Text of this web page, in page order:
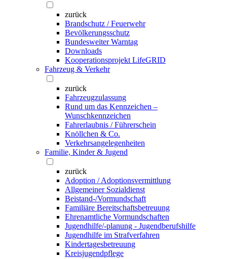
zurück
Brandschutz / Feuerwehr
Bevölkerungsschutz
Bundesweiter Warntag
Downloads
Kooperationsprojekt LifeGRID
Fahrzeug & Verkehr
zurück
Fahrzeugzulassung
Rund um das Kennzeichen –
Wunschkennzeichen
Fahrerlaubnis / Führerschein
Knöllchen & Co.
Verkehrsangelegenheiten
Familie, Kinder & Jugend
zurück
Adoption / Adoptionsvermittlung
Allgemeiner Sozialdienst
Beistand-/Vormundschaft
Familiäre Bereitschaftsbetreuung
Ehrenamtliche Vormundschaften
Jugendhilfe/-planung - Jugendberufshilfe
Jugendhilfe im Strafverfahren
Kindertagesbetreuung
Kreisjugendpflege